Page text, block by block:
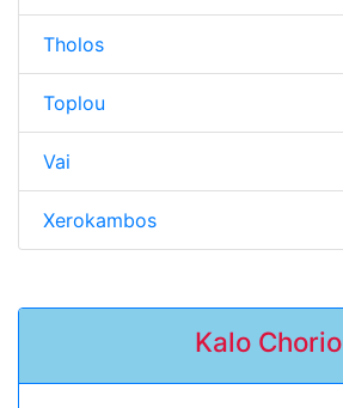
Tholos
Toplou
Vai
Xerokambos
Kalo Chorio